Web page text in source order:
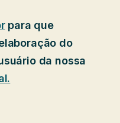
para que
do
da nossa